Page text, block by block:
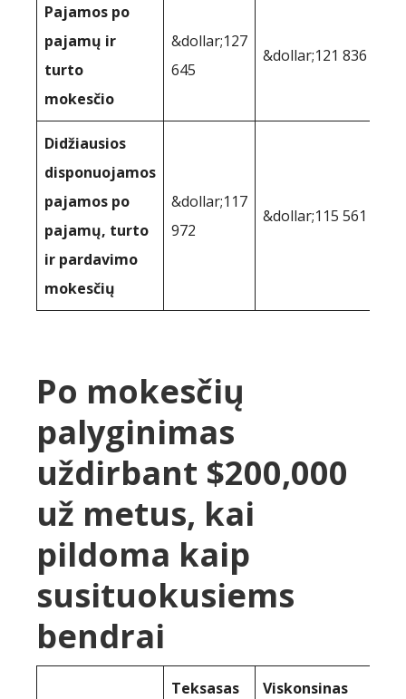
Pajamos po
pajamų ir
turto
mokesčio
&dollar;127
645
&dollar;121 836
Didžiausios
disponuojamos
pajamos po
pajamų, turto
ir pardavimo
mokesčių
&dollar;117
972
&dollar;115 561
Po mokesčių
palyginimas
uždirbant $200,000
už metus, kai
pildoma kaip
susituokusiems
bendrai
Teksasas Viskonsinas